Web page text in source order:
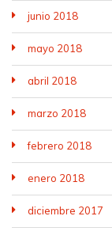
junio 2018
mayo 2018
abril 2018
marzo 2018
febrero 2018
enero 2018
diciembre 2017